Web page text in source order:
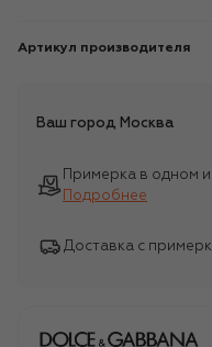
Артикул производителя
Ваш город Москва
Примерка в одном
Подробнее
Доставка с